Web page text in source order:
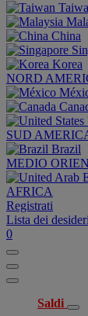
China
Korea
NORD
SUD
Brazil
MEDIO
AFRICA
Registrati
Lista dei desideri
0
Saldi